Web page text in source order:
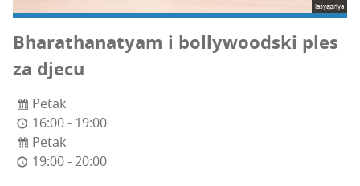
lasyapriya
Bha­rat­ha­natyam i bol­lywo­od­ski ples
za djecu
Petak
16:00 - 19:00
Petak
19:00 - 20:00